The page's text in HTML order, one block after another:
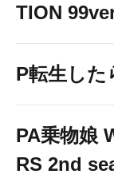
TION
P転生した
PA乗物娘
RS 2nd